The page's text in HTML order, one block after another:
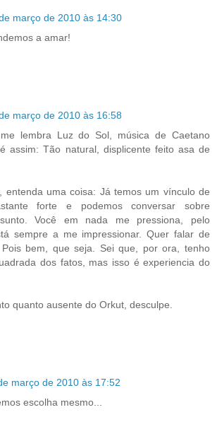
março de 2010 às 14:30
a amar!
março de 2010 às 16:58
lembra Luz do Sol, música de Caetano
assim: Tão natural, displicente feito asa de
entenda uma coisa: Já temos um vínculo de
forte e podemos conversar sobre
Você em nada me pressiona, pelo
sempre a me impressionar. Quer falar de
Pois bem, que seja. Sei que, por ora, tenho
dos fatos, mas isso é experiencia do
quanto ausente do Orkut, desculpe.
março de 2010 às 17:52
escolha mesmo...